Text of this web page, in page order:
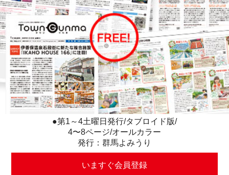
●第1～4土曜日発行/タブロイド版/
4〜8ページ/オールカラー
発行：群馬よみうり
いますぐ会員登録